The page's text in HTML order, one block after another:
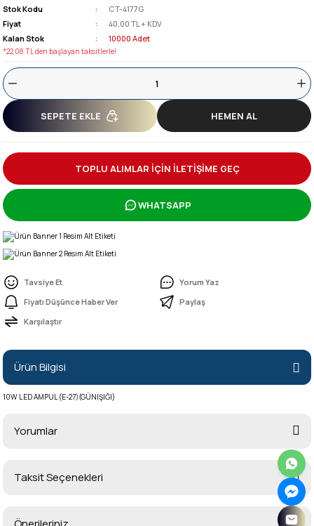
Stok Kodu
CT-4177G
Fiyat
40,00 TL + KDV
Kalan Stok
10000 Adet
*22,08 TL den başlayan taksitlerle!
SEPETE EKLE HEMEN AL
TOPLU ALIMLAR İÇİN İLETİŞİME GEÇ
WHATSAPP
Tavsiye Et
Yorum Yaz
Fiyatı Düşünce Haber Ver
Paylaş
Karşılaştır
Ürün Bilgisi
10W LED AMPUL (E-27)(GÜNIŞIĞI)
Yorumlar
Bu ürüne ilk yorumu siz yapın!
Taksit Seçenekleri